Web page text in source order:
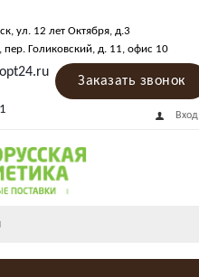
, ул. 12 лет Октября, д.3
, пер. Голиковский, д. 11, офис 10
Заказать звонок
Вход